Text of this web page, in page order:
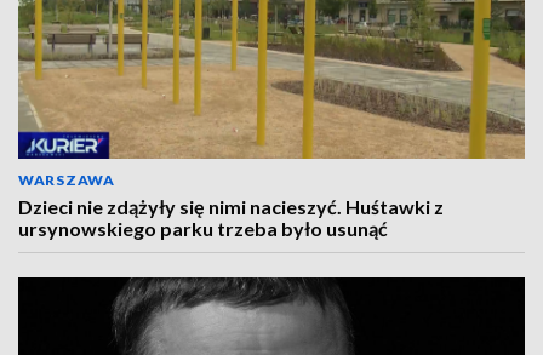
WARSZAWA
Dzieci nie zdążyły się nimi nacieszyć. Huśtawki z
ursynowskiego parku trzeba było usunąć